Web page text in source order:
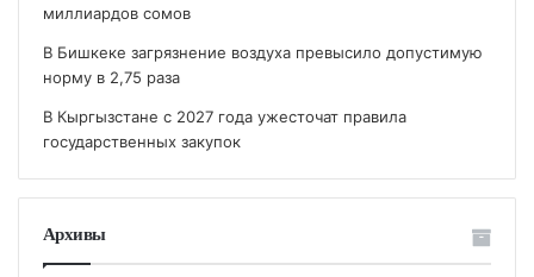
миллиардов сомов
В Бишкеке загрязнение воздуха превысило допустимую
норму в 2,75 раза
В Кыргызстане с 2027 года ужесточат правила
государственных закупок
Архивы